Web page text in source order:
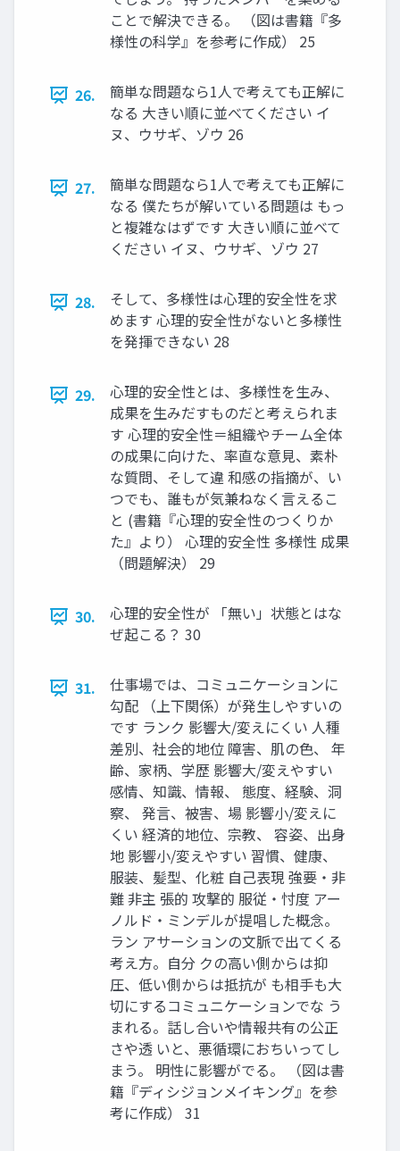
ことで解決できる。 （図は書籍『多
様性の科学』を参考に作成） 25
26.
簡単な問題なら1人で考えても正解に
なる 大きい順に並べてください イ
ヌ、ウサギ、ゾウ 26
27.
簡単な問題なら1人で考えても正解に
なる 僕たちが解いている問題は もっ
と複雑なはずです 大きい順に並べて
ください イヌ、ウサギ、ゾウ 27
28.
そして、多様性は心理的安全性を求
めます 心理的安全性がないと多様性
を発揮できない 28
29.
心理的安全性とは、多様性を生み、
成果を生みだすものだと考えられま
す 心理的安全性＝組織やチーム全体
の成果に向けた、率直な意見、素朴
な質問、そして違 和感の指摘が、い
つでも、誰もが気兼ねなく言えるこ
と (書籍『心理的安全性のつくりか
た』より） 心理的安全性 多様性 成果
（問題解決） 29
30.
心理的安全性が 「無い」状態とはな
ぜ起こる？ 30
31.
仕事場では、コミュニケーションに
勾配 （上下関係）が発生しやすいの
です ランク 影響大/変えにくい 人種
差別、社会的地位 障害、肌の色、 年
齢、家柄、学歴 影響大/変えやすい
感情、知識、情報、 態度、経験、洞
察、 発言、被害、場 影響小/変えに
くい 経済的地位、宗教、 容姿、出身
地 影響小/変えやすい 習慣、健康、
服装、髪型、化粧 自己表現 強要・非
難 非主 張的 攻撃的 服従・忖度 アー
ノルド・ミンデルが提唱した概念。
ラン アサーションの文脈で出てくる
考え方。自分 クの高い側からは抑
圧、低い側からは抵抗が も相手も大
切にするコミュニケーションでな う
まれる。話し合いや情報共有の公正
さや透 いと、悪循環におちいってし
まう。 明性に影響がでる。 （図は書
籍『ディシジョンメイキング』を参
考に作成） 31